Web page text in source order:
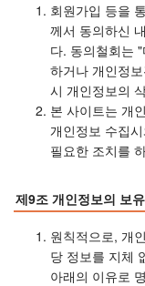
회원가입 등을
께서 동의하신
다. 동의철회는
하거나 개인정
시 개인정보의
본 사이트는 개
개인정보 수집
필요한 조치를
제9조 개인정보의 보
원칙적으로, 개
당 정보를 지체
아래의 이유로